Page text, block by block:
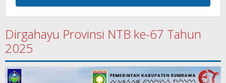
Dirgahayu Provinsi NTB ke-67 Tahun
2025